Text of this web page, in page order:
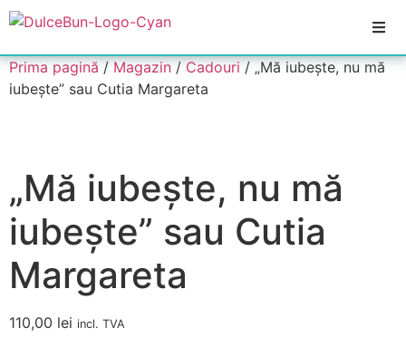
Prima pagină/Magazin/Cadouri/ „Mă iubește, nu mă
iubește” sau Cutia Margareta
„Mă iubește, nu mă
iubește” sau Cutia
Margareta
110,00 lei incl. TVA